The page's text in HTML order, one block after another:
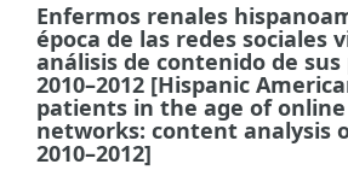
Enfermos renales
época de las redes sociales
análisis de contenido de sus
2010–2012 [Hispanic
patients in the age of online
networks: content analysis
2010–2012]